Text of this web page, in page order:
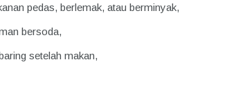
pedas, berlemak, atau berminyak,
bersoda,
setelah makan,